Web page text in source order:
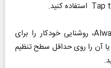
درهمان بخش Always On Display، روشنایی خودکار را برای
آن را روی حداقل سطح تنظیم